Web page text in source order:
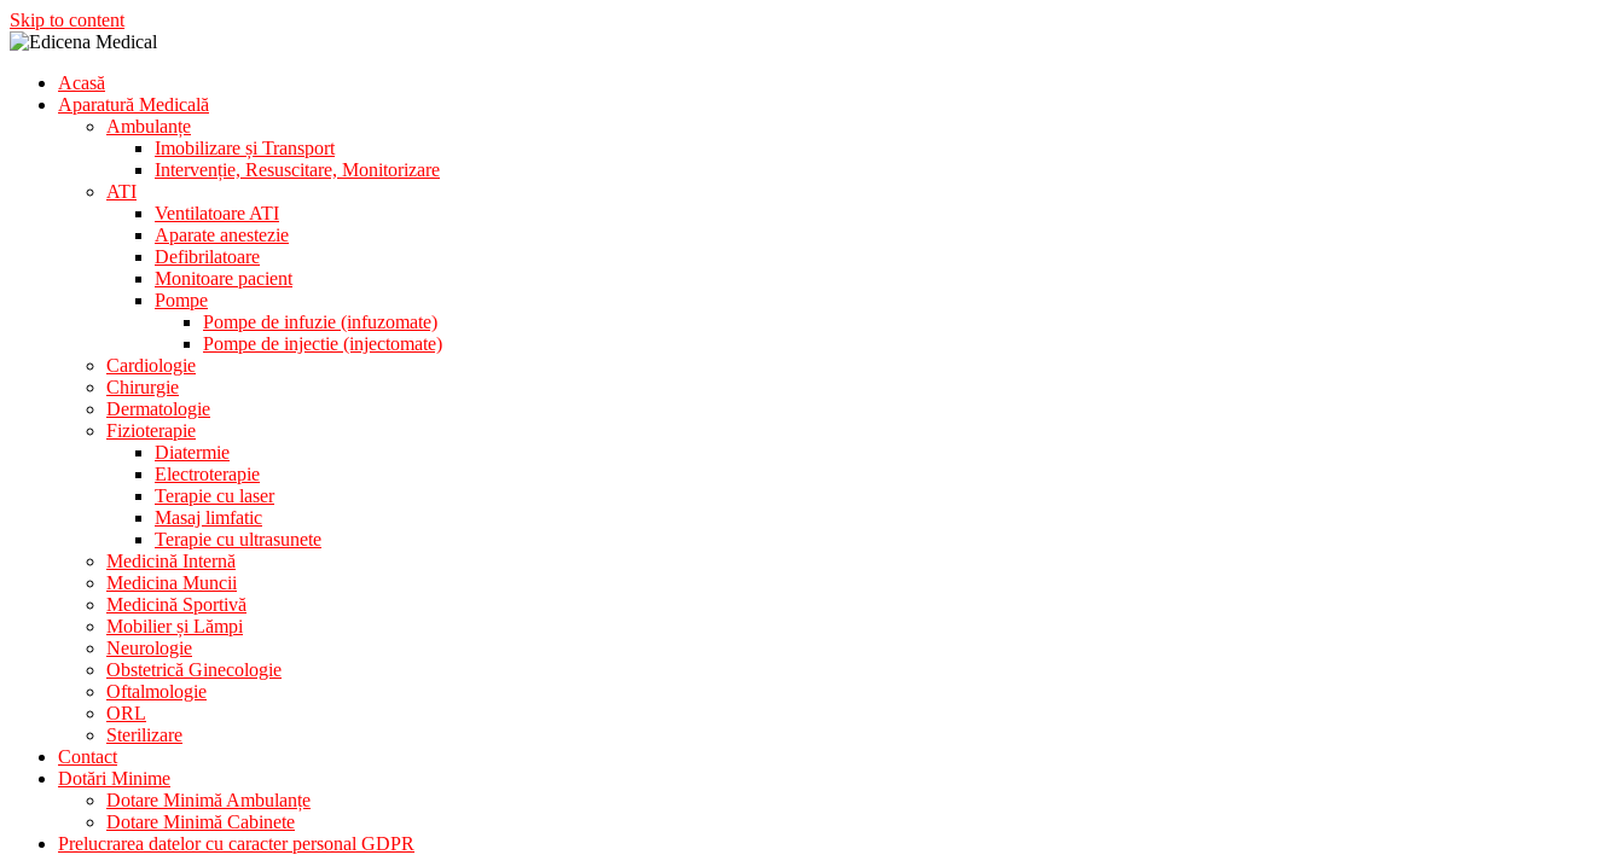
Skip to content
Edicena Medical
Aparatura Medicala
Acasă
Aparatură Medicală
Ambulanțe
Imobilizare și Transport
Intervenție, Resuscitare, Monitorizare
ATI
Ventilatoare ATI
Aparate anestezie
Defibrilatoare
Monitoare pacient
Pompe
Pompe de infuzie (infuzomate)
Pompe de injectie (injectomate)
Cardiologie
Chirurgie
Dermatologie
Fizioterapie
Diatermie
Electroterapie
Terapie cu laser
Masaj limfatic
Terapie cu ultrasunete
Medicină Internă
Medicina Muncii
Medicină Sportivă
Mobilier și Lămpi
Neurologie
Obstetrică Ginecologie
Oftalmologie
ORL
Sterilizare
Contact
Dotări Minime
Dotare Minimă Ambulanțe
Dotare Minimă Cabinete
Prelucrarea datelor cu caracter personal GDPR